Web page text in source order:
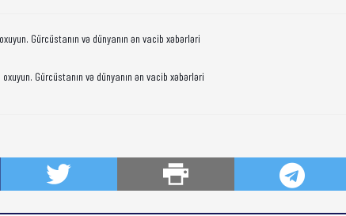
Gürcüstanın və dünyanın ən vacib xəbərləri
Gürcüstanın və dünyanın ən vacib xəbərləri